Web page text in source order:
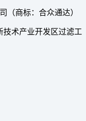
（商标：合众通达）
技术产业开发区过滤工